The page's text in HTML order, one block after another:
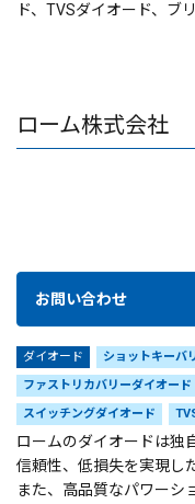
ド、TVSダイオード、ブ
ローム株式会社
お問い合わせ
ダイオード ショットキーバ
ファストリカバリーダイオード
スイッチングダイオード
ロームのダイオードは独
信頼性、低損失を実現し
また、高品質なパワーシ